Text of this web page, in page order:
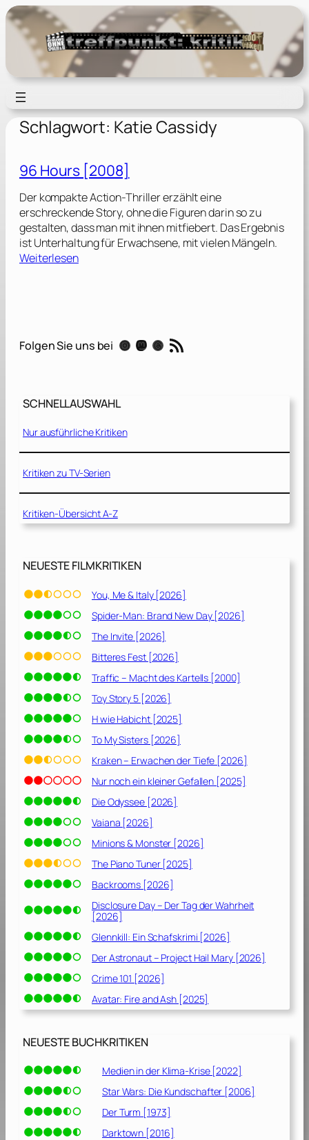
Zum
Inhalt
springen
Schlagwort: Katie Cassidy
96 Hours [2008]
Der kompakte Action-Thriller erzählt eine
erschreckende Story, ohne die Figuren darin so zu
gestalten, dass man mit ihnen mitfiebert. Das Ergebnis
ist Unterhaltung für Erwachsene, mit vielen Mängeln.
Weiterlesen:
r
0
8
]
Folgen Sie uns bei Instagram Mastodon Threads RSS-Feed
SCHNELLAUSWAHL
Nur ausführliche Kritiken
Kritiken zu TV-Serien
Kritiken-Übersicht A-Z
NEUESTE FILMKRITIKEN
You, Me & Italy [2026]
Spider-Man: Brand New Day [2026]
The Invite [2026]
Bitteres Fest [2026]
Traffic – Macht des Kartells [2000]
Toy Story 5 [2026]
H wie Habicht [2025]
To My Sisters [2026]
Kraken – Erwachen der Tiefe [2026]
Nur noch ein kleiner Gefallen [2025]
Die Odyssee [2026]
Vaiana [2026]
Minions & Monster [2026]
The Piano Tuner [2025]
Backrooms [2026]
Disclosure Day – Der Tag der Wahrheit
[2026]
Glennkill: Ein Schafskrimi [2026]
Der Astronaut – Project Hail Mary [2026]
Crime 101 [2026]
Avatar: Fire and Ash [2025]
NEUESTE BUCHKRITIKEN
Medien in der Klima-Krise [2022]
Star Wars: Die Kundschafter [2006]
Der Turm [1973]
Darktown [2016]